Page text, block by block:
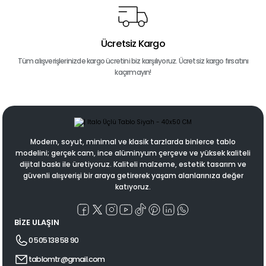
Ücretsiz Kargo
Tüm alışverişlerinizde kargo ücretini biz karşılıyoruz. Ücretsiz kargo fırsatını
kaçırmayın!
Modern, soyut, minimal ve klasik tarzlarda binlerce tablo
modelini; gerçek cam, ince alüminyum çerçeve ve yüksek kaliteli
dijital baskı ile üretiyoruz. Kaliteli malzeme, estetik tasarım ve
güvenli alışverişi bir araya getirerek yaşam alanlarınıza değer
katıyoruz.
BİZE ULAŞIN
0 505 138 58 90
tablomtr@gmail.com